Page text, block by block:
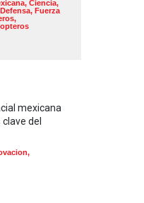
, Ciencia,
Defensa, Fuerza
,
mexicana
del
,